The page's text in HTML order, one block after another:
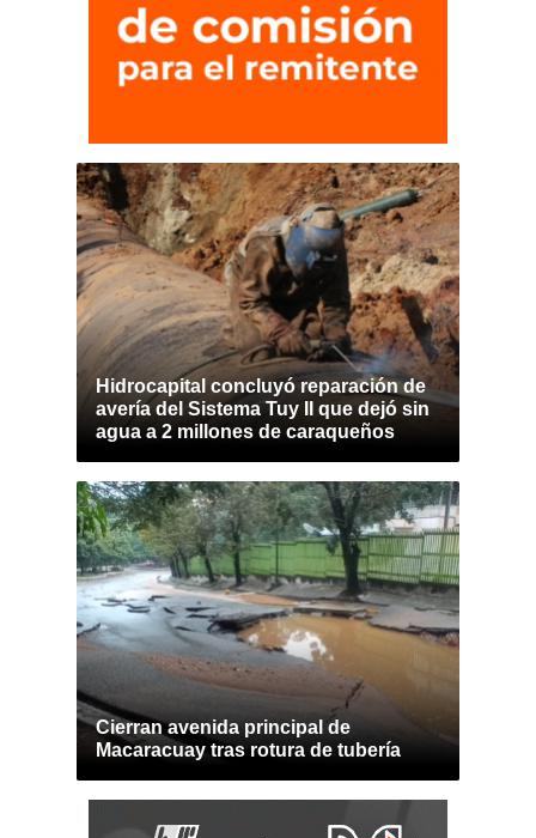
Hidrocapital concluyó reparación de
avería del Sistema Tuy II que dejó sin
agua a 2 millones de caraqueños
Cierran avenida principal de
Macaracuay tras rotura de tubería